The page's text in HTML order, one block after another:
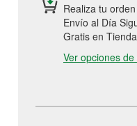
Realiza tu
Envío al Día
Gratis en
Ver opciones